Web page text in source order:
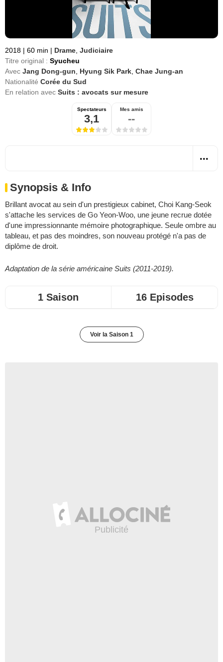
2018 | 60 min | Drame Judiciaire
Titre original : Syucheu
Avec Jang Dong-gun Hyung Sik Park Chae Jung-an
Nationalité Corée du Sud
En relation avec Suits : avocats sur mesure
Spectateurs
3,1
Mes amis
--
Synopsis & Info
Brillant avocat au sein d'un prestigieux cabinet, Choi Kang-Seok
s'attache les services de Go Yeon-Woo, une jeune recrue dotée
d'une impressionnante mémoire photographique. Seule ombre au
tableau, et pas des moindres, son nouveau protégé n'a pas de
diplôme de droit.
Adaptation de la série américaine Suits (2011-2019).
1 Saison 16 Episodes
Voir la Saison 1